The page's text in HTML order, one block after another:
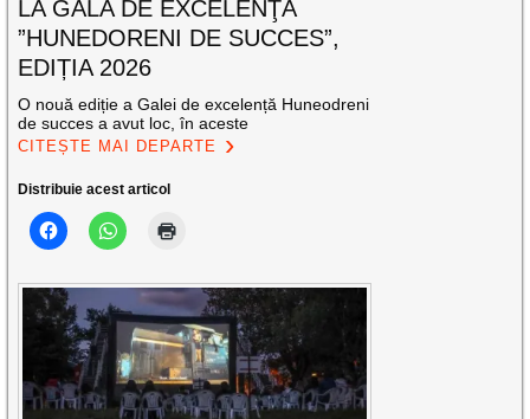
LA GALA DE EXCELENŢĂ
”HUNEDORENI DE SUCCES”,
EDIȚIA 2026
O nouă ediție a Galei de excelență Huneodreni
de succes a avut loc, în aceste
CITEȘTE MAI DEPARTE
Distribuie acest articol